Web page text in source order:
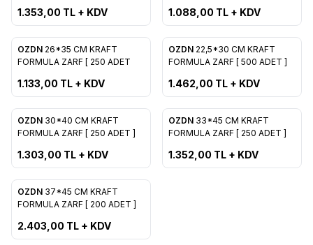
1.353,00 TL + KDV 1.088,00 TL + KDV
Yeni
Favorilere Ekle
OZDN 26*35 CM KRAFT
FORMULA ZARF [ 250 ADET
1.133,00 TL + KDV
Yeni
Favorilere Ekle
OZDN 22,5*30 CM KRAFT
FORMULA ZARF [ 500 ADET ]
1.462,00 TL + KDV
Yeni
Favorilere Ekle
OZDN 30*40 CM KRAFT
FORMULA ZARF [ 250 ADET ]
1.303,00 TL + KDV
Yeni
Favorilere Ekle
OZDN 33*45 CM KRAFT
FORMULA ZARF [ 250 ADET ]
1.352,00 TL + KDV
Yeni
Favorilere Ekle
OZDN 37*45 CM KRAFT
FORMULA ZARF [ 200 ADET ]
2.403,00 TL + KDV